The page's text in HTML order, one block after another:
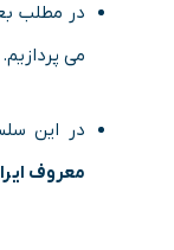
در مطلب
می پردازیم.
در این
معروف